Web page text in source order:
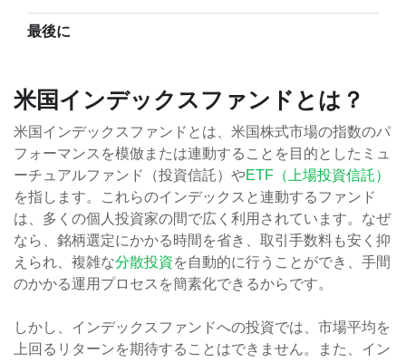
最後に
米国インデックスファンドとは？
米国インデックスファンドとは、米国株式市場の指数のパ
フォーマンスを模倣または連動することを目的としたミュ
ーチュアルファンド（投資信託）やETF（上場投資信託）
を指します。これらのインデックスと連動するファンド
は、多くの個人投資家の間で広く利用されています。なぜ
なら、銘柄選定にかかる時間を省き、取引手数料も安く抑
えられ、複雑な分散投資を自動的に行うことができ、手間
のかかる運用プロセスを簡素化できるからです。
しかし、インデックスファンドへの投資では、市場平均を
上回るリターンを期待することはできません。また、イン